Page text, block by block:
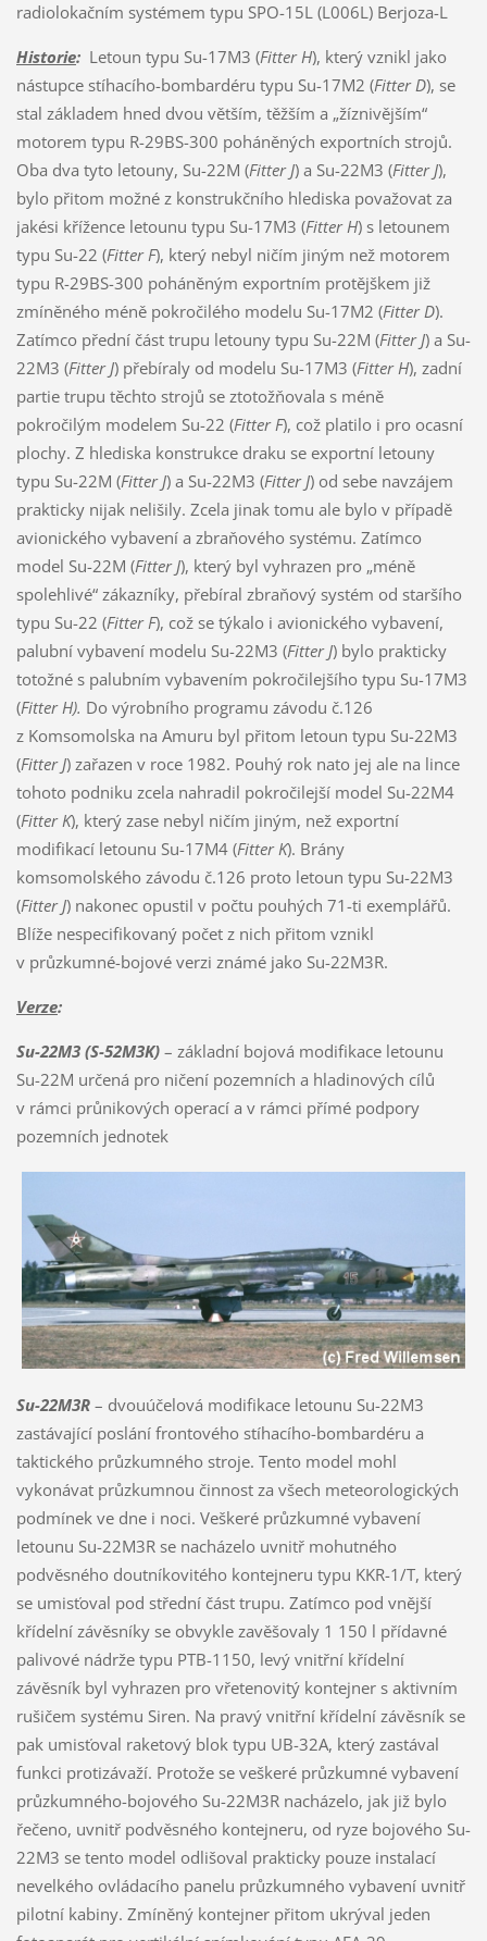
radiolokačním systémem typu SPO-15L (L006L) Berjoza-L
Historie:Letoun typu Su-17M3 (Fitter H), který vznikl jako
nástupce stíhacího-bombardéru typu Su-17M2 (Fitter D), se
stal základem hned dvou větším, těžším a „žíznivějším“
motorem typu R-29BS-300 poháněných exportních strojů.
Oba dva tyto letouny, Su-22M (Fitter J) a Su-22M3 (Fitter J),
bylo přitom možné z konstrukčního hlediska považovat za
jakési křížence letounu typu Su-17M3 (Fitter H) s letounem
typu Su-22 (Fitter F), který nebyl ničím jiným než motorem
typu R-29BS-300 poháněným exportním protějškem již
zmíněného méně pokročilého modelu Su-17M2 (Fitter D).
Zatímco přední část trupu letouny typu Su-22M (Fitter J) a Su-
22M3 (Fitter J) přebíraly od modelu Su-17M3 (Fitter H), zadní
partie trupu těchto strojů se ztotožňovala s méně
pokročilým modelem Su-22 (Fitter F), což platilo i pro ocasní
plochy. Z hlediska konstrukce draku se exportní letouny
typu Su-22M (Fitter J) a Su-22M3 (Fitter J) od sebe navzájem
prakticky nijak nelišily. Zcela jinak tomu ale bylo v případě
avionického vybavení a zbraňového systému. Zatímco
model Su-22M (Fitter J), který byl vyhrazen pro „méně
spolehlivé“ zákazníky, přebíral zbraňový systém od staršího
typu Su-22 (Fitter F), což se týkalo i avionického vybavení,
palubní vybavení modelu Su-22M3 (Fitter J) bylo prakticky
totožné s palubním vybavením pokročilejšího typu Su-17M3
(Fitter H). Do výrobního programu závodu č.126
z Komsomolska na Amuru byl přitom letoun typu Su-22M3
(Fitter J) zařazen v roce 1982. Pouhý rok nato jej ale na lince
tohoto podniku zcela nahradil pokročilejší model Su-22M4
(Fitter K), který zase nebyl ničím jiným, než exportní
modifikací letounu Su-17M4 (Fitter K). Brány
komsomolského závodu č.126 proto letoun typu Su-22M3
(Fitter J) nakonec opustil v počtu pouhých 71-ti exemplářů.
Blíže nespecifikovaný počet z nich přitom vznikl
v průzkumné-bojové verzi známé jako Su-22M3R.
Verze:
Su-22M3 (S-52M3K) – základní bojová modifikace letounu
Su-22M určená pro ničení pozemních a hladinových cílů
v rámci průnikových operací a v rámci přímé podpory
pozemních jednotek
Su-22M3R – dvouúčelová modifikace letounu Su-22M3
zastávající poslání frontového stíhacího-bombardéru a
taktického průzkumného stroje. Tento model mohl
vykonávat průzkumnou činnost za všech meteorologických
podmínek ve dne i noci. Veškeré průzkumné vybavení
letounu Su-22M3R se nacházelo uvnitř mohutného
podvěsného doutníkovitého kontejneru typu KKR-1/T, který
se umisťoval pod střední část trupu. Zatímco pod vnější
křídelní závěsníky se obvykle zavěšovaly 1 150 l přídavné
palivové nádrže typu PTB-1150, levý vnitřní křídelní
závěsník byl vyhrazen pro vřetenovitý kontejner s aktivním
rušičem systému Siren. Na pravý vnitřní křídelní závěsník se
pak umisťoval raketový blok typu UB-32A, který zastával
funkci protizávaží. Protože se veškeré průzkumné vybavení
průzkumného-bojového Su-22M3R nacházelo, jak již bylo
řečeno, uvnitř podvěsného kontejneru, od ryze bojového Su-
22M3 se tento model odlišoval prakticky pouze instalací
nevelkého ovládacího panelu průzkumného vybavení uvnitř
pilotní kabiny. Zmíněný kontejner přitom ukrýval jeden